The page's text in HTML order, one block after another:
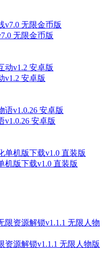
无限金币版
v1.2 安卓版
v1.0.26 安卓版
机版下载v1.0 直装版
资源解锁v1.1.1 无限人物版